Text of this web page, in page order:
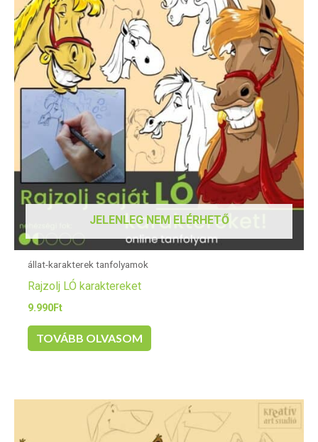
JELENLEG NEM ELÉRHETŐ
állat-karakterek tanfolyamok
Rajzolj LÓ karaktereket
9.990Ft
TOVÁBB OLVASOM